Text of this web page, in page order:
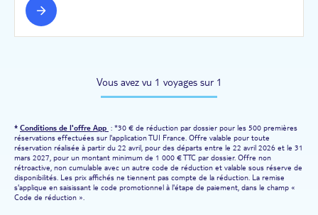
Vous avez vu 1 voyages sur 1
* Conditions de l'offre App : *30 € de réduction par dossier pour les 500 premières
réservations effectuées sur l'application TUI France. Offre valable pour toute
réservation réalisée à partir du 22 avril, pour des départs entre le 22 avril 2026 et le 31
mars 2027, pour un montant minimum de 1 000 € TTC par dossier. Offre non
rétroactive, non cumulable avec un autre code de réduction et valable sous réserve de
disponibilités. Les prix affichés ne tiennent pas compte de la réduction. La remise
s'applique en saisissant le code promotionnel à l'étape de paiement, dans le champ «
Code de réduction ».